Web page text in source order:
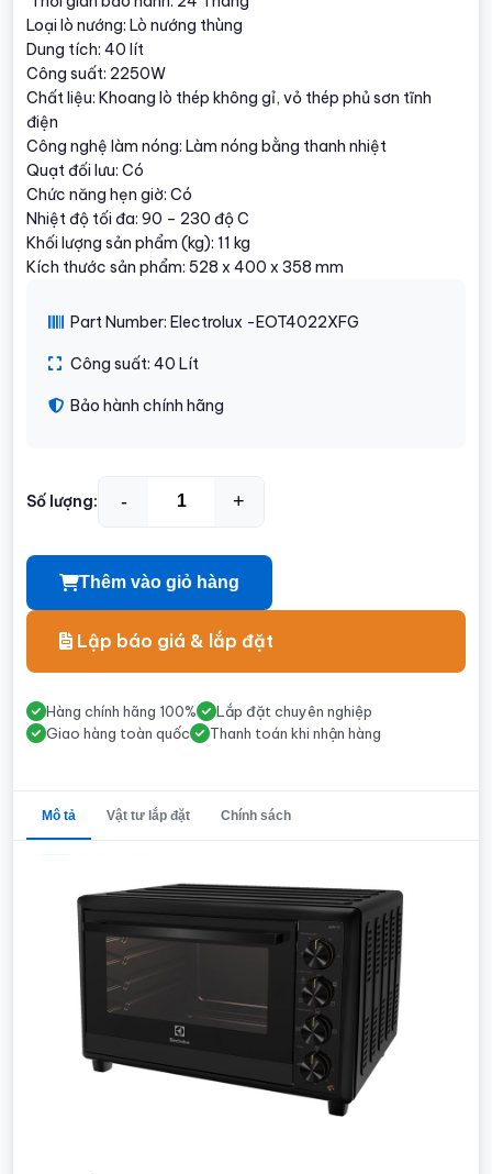
Loại lò nướng: Lò nướng thùng
Dung tích: 40 lít
Công suất: 2250W
Chất liệu: Khoang lò thép không gỉ, vỏ thép phủ sơn tĩnh
điện
Công nghệ làm nóng: Làm nóng bằng thanh nhiệt
Quạt đối lưu: Có
Chức năng hẹn giờ: Có
Nhiệt độ tối đa: 90 – 230 độ C
Khối lượng sản phẩm (kg): 11 kg
Kích thước sản phẩm: 528 x 400 x 358 mm
Part Number: Electrolux -EOT4022XFG
Công suất: 40 Lít
Bảo hành chính hãng
Số lượng: - +
Thêm vào giỏ hàng
Lập báo giá & lắp đặt
Hàng chính hãng 100%
Lắp đặt chuyên nghiệp
Giao hàng toàn quốc
Thanh toán khi nhận hàng
Mô tả Vật tư lắp đặt Chính sách